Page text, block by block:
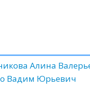
Алина
Вадим Юрьевич